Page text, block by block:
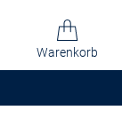
Warenkorb